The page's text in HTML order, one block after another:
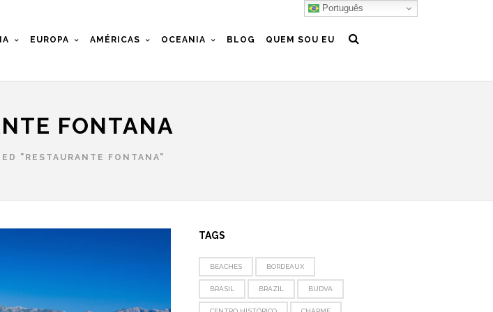
EUROPA AMÉRICAS OCEANIA BLOG QUEM SOU EU
FONTANA
"RESTAURANTE FONTANA"
TAGS
BEACHES BORDEAUX
BRASIL BRAZIL BUDVA
Português